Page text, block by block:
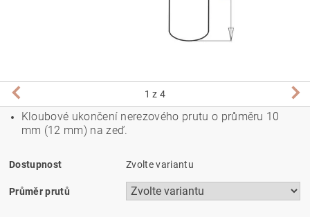
1 z 4
Kloubové ukončení nerezového prutu o průměru 10
mm (12 mm) na zeď.
Dostupnost Zvolte variantu
Průměr prutů